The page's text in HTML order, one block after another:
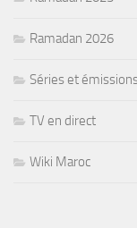
Ramadan 2026
Séries et
TV en direct
Wiki Maroc